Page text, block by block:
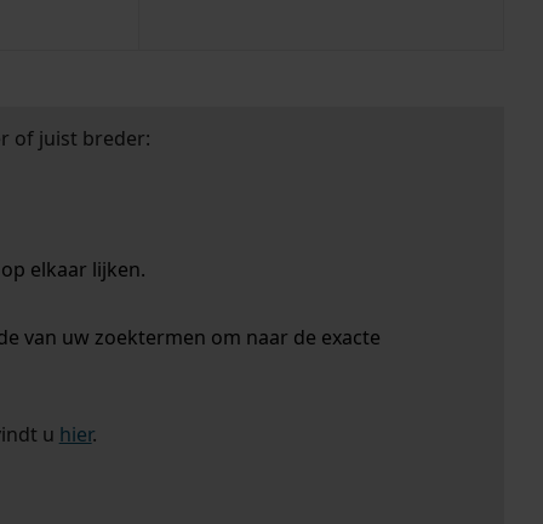
of juist breder:
elkaar lijken.
van uw zoektermen om naar de exacte
u hier.